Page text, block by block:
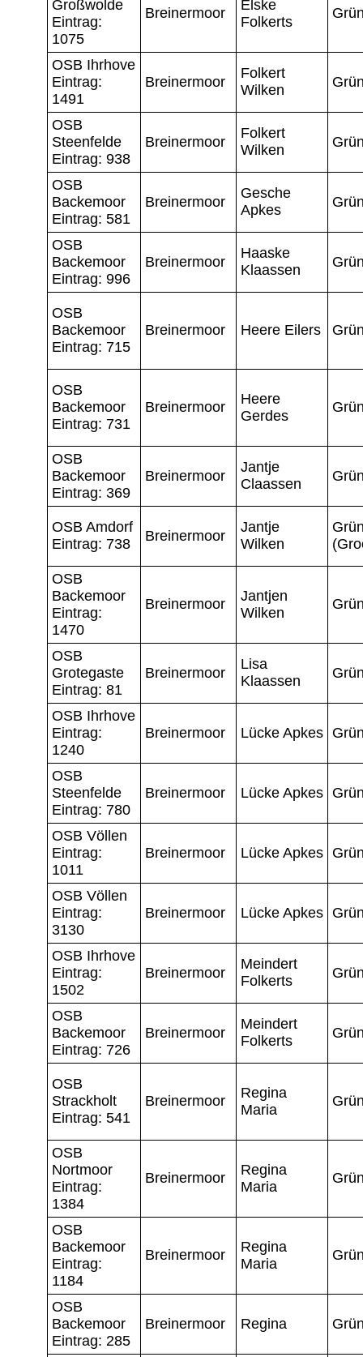
Großwolde
Eintrag:
1075
Breinermoor
Elske
Folkerts
OSB Ihrhove
Eintrag:
1491
Breinermoor
Folkert
Wilken
OSB
Steenfelde
Eintrag: 938
Breinermoor
Folkert
Wilken
OSB
Backemoor
Eintrag: 581
Breinermoor
Gesche
Apkes
OSB
Backemoor
Eintrag: 996
Breinermoor
Haaske
Klaassen
OSB
Backemoor
Eintrag: 715
Breinermoor Heere Eilers
OSB
Backemoor
Eintrag: 731
Breinermoor
Heere
Gerdes
OSB
Backemoor
Eintrag: 369
Breinermoor
Jantje
Claassen
OSB Amdorf
Eintrag: 738
Breinermoor
Jantje
Wilken
OSB
Backemoor
Eintrag:
1470
Breinermoor
Jantjen
Wilken
OSB
Grotegaste
Eintrag: 81
Breinermoor
Lisa
Klaassen
OSB Ihrhove
Eintrag:
1240
Breinermoor Lücke Apkes
OSB
Steenfelde
Eintrag: 780
Breinermoor Lücke Apkes
OSB Völlen
Eintrag:
1011
Breinermoor Lücke Apkes
OSB Völlen
Eintrag:
3130
Breinermoor Lücke Apkes
OSB Ihrhove
Eintrag:
1502
Breinermoor
Meindert
Folkerts
OSB
Backemoor
Eintrag: 726
Breinermoor
Meindert
Folkerts
OSB
Strackholt
Eintrag: 541
Breinermoor
Regina
Maria
OSB
Nortmoor
Eintrag:
1384
Breinermoor
Regina
Maria
OSB
Backemoor
Eintrag:
1184
Breinermoor
Regina
Maria
OSB
Backemoor
Eintrag: 285
Breinermoor Regina